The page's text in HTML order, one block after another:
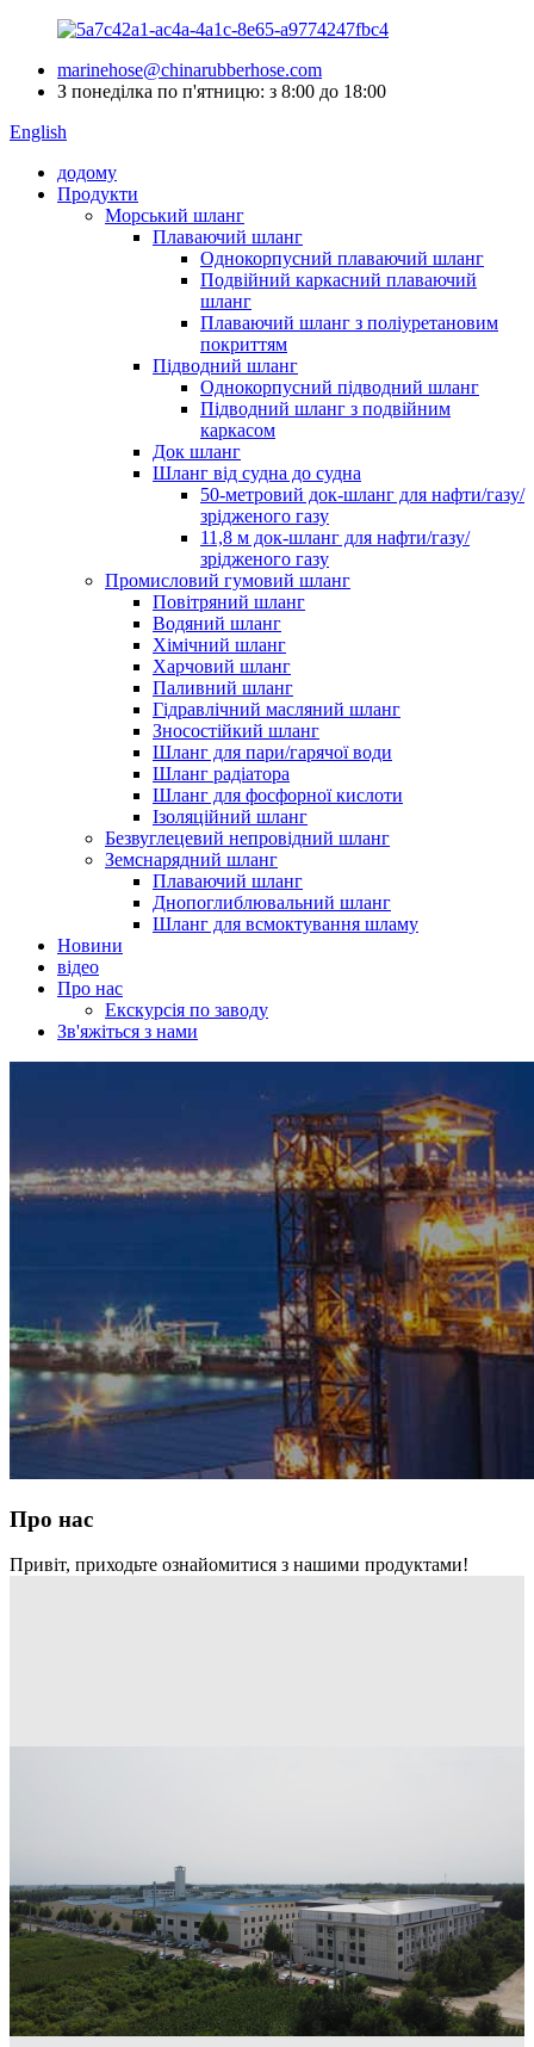
marinehose@chinarubberhose.com
З понеділка по п'ятницю: з 8:00 до 18:00
English
додому
Продукти
Морський шланг
Плаваючий шланг
Однокорпусний плаваючий шланг
Подвійний каркасний плаваючий
шланг
Плаваючий шланг з поліуретановим
покриттям
Підводний шланг
Однокорпусний підводний шланг
Підводний шланг з подвійним
каркасом
Док шланг
Шланг від судна до судна
50-метровий док-шланг для нафти/газу/
зрідженого газу
11,8 м док-шланг для нафти/газу/
зрідженого газу
Промисловий гумовий шланг
Повітряний шланг
Водяний шланг
Хімічний шланг
Харчовий шланг
Паливний шланг
Гідравлічний масляний шланг
Зносостійкий шланг
Шланг для пари/гарячої води
Шланг радіатора
Шланг для фосфорної кислоти
Ізоляційний шланг
Безвуглецевий непровідний шланг
Земснарядний шланг
Плаваючий шланг
Днопоглиблювальний шланг
Шланг для всмоктування шламу
Новини
відео
Про нас
Екскурсія по заводу
Зв'яжіться з нами
Про нас
Привіт, приходьте ознайомитися з нашими продуктами!
Технологія гуми
Zebung